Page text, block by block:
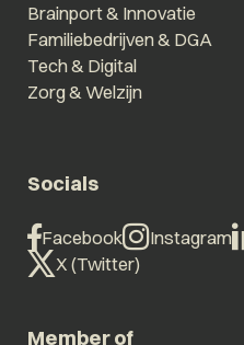
Brainport & Innovatie
Familiebedrijven & DGA
Tech & Digital
Zorg & Welzijn
Socials
Facebook Instagram
X (Twitter)
Member of